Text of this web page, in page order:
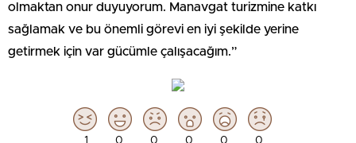
olmaktan onur duyuyorum. Manavgat turizmine katkı
sağlamak ve bu önemli görevi en iyi şekilde yerine
getirmek için var gücümle çalışacağım.”
1 0 0 0 0 0